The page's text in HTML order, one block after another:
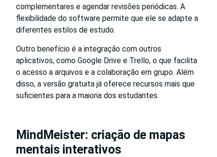
complementares e agendar revisões periódicas. A
flexibilidade do software permite que ele se adapte a
diferentes estilos de estudo.
Outro benefício é a integração com outros
aplicativos, como Google Drive e Trello, o que facilita
o acesso a arquivos e a colaboração em grupo. Além
disso, a versão gratuita já oferece recursos mais que
suficientes para a maioria dos estudantes.
MindMeister: criação de mapas
mentais interativos